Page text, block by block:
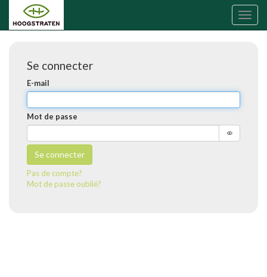
Se connecter
E-mail
Mot de passe
Se connecter
Pas de compte?
Mot de passe oublié?